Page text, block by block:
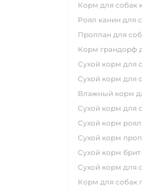
корм для
роял канин для
проплан для
корм грандорф
сухой корм для
сухой корм для
влажный корм
сухой корм для
сухой корм
сухой корм
сухой корм
сухой корм для
корм для собак